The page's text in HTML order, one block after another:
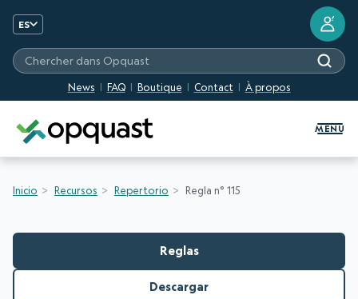
ES
News FAQ Boutique Contact À propos
Chercher dans Opquast
?
MENU
Inicio Recursos Repertorio Regla n° 115
Reglas
Descargar